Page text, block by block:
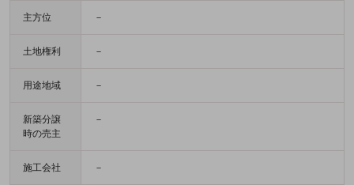
主方位 －
土地権利 －
用途地域 －
新築分譲
時の売主
－
施工会社 －